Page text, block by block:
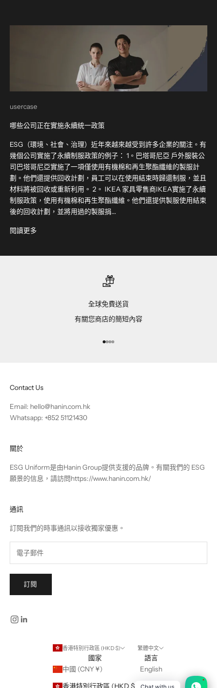
usercase
哪些公司正在實施永續統一政策
ESG（環境、社會、治理）近年來越來越受到許多企業的關注。有
幾個公司實施了永續制服政策的例子： 1。巴塔哥尼亞 戶外服裝公
司巴塔哥尼亞實施了一項僅使用有機棉和再生聚酯纖維的製服計
劃。他們還提供回收計劃，員工可以在使用結束時歸還制服，並且
材料將被回收或重新利用。 2。 IKEA 家具零售商IKEA實施了永續
制服政策，使用有機棉和再生聚酯纖維。他們還提供製服使用結束
後的回收計劃，並將用過的製服捐...
閱讀更多
全球免費送貨
有關您商店的簡短內容
前往第 1 項
前往第 2 項
前往第 3 項
前往第 4 項
Contact Us
Email: hello@hanin.com.hk
Whatsapp: +852 51121430
關於
ESG Uniform是由Hanin Group提供支援的品牌。有關我們的 ESG
願景的信息，請訪問https://www.hanin.com.hk/
通訊
訂閱我們的時事通訊以接收獨家優惠。
訂閱
香港特別行政區 (HKD $)
國家
中國 (CNY ¥)
香港特別行政區 (HKD $)
繁體中文
語言
English
繁體中文
1